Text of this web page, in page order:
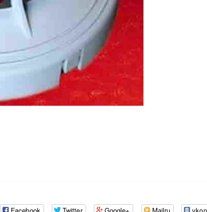
Facebook Twitter Google+ Mailru